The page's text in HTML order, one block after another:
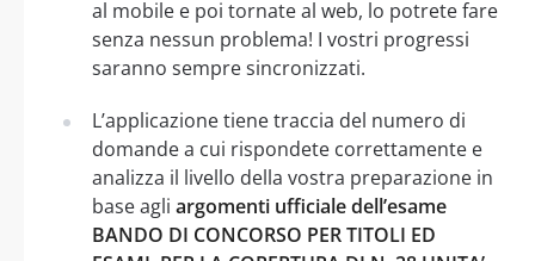
al mobile e poi tornate al web, lo potrete fare
senza nessun problema! I vostri progressi
saranno sempre sincronizzati.
L’applicazione tiene traccia del numero di
domande a cui rispondete correttamente e
analizza il livello della vostra preparazione in
base agli argomenti ufficiale dell’esame
BANDO DI CONCORSO PER TITOLI ED